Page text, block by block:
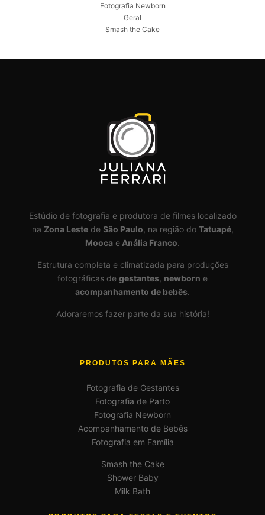
Fotografia Newborn
Geral
Smash the Cake
Estúdio de fotografia e produtora de filmes localizado
na Zona Lestede São Paulo, na região do Tatuapé,
Mooca e Anália Franco.
Estrutura completa e climatizada para produções
fotográficas de gestantes, newborn e
acompanhamento de bebês.
Adoraremos fazer parte da sua história!
PRODUTOS PARA MÃES
Fotografia de Gestantes
Fotografia de Parto
Fotografia Newborn
Acompanhamento de Bebês
Fotografia em Família
Smash the Cake
Shower Baby
Milk Bath